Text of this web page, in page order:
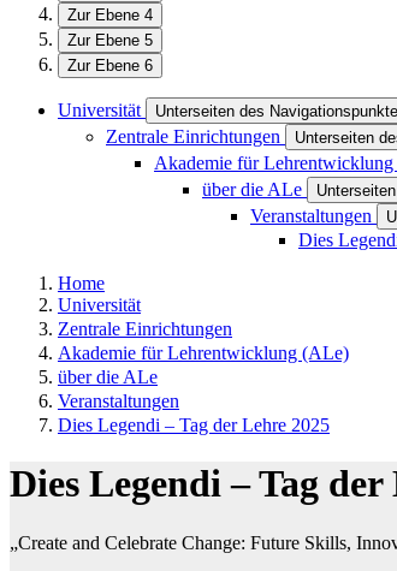
Zur Ebene 4
Zur Ebene 5
Zur Ebene 6
Universität Unterseiten des
Zentrale Einrichtungen Unterseiten
Akademie für
über die ALe
Veranstaltungen
Dies
Home
Universität
Zentrale Einrichtungen
Akademie für Lehrentwicklung (ALe)
über die ALe
Veranstaltungen
Dies Legendi – Tag der Lehre 2025
Dies Legendi – Tag der
„Create and Celebrate Change: Future Skills,